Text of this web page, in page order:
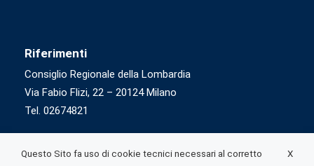
Riferimenti
Consiglio Regionale della Lombardia
Via Fabio Flizi, 22 – 20124 Milano
Tel. 02674821
X
Questo Sito fa uso di cookie tecnici necessari al corretto